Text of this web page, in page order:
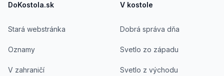
DoKostola.sk
Stará webstránka
Oznamy
V zahraničí
V kostole
Dobrá správa dňa
Svetlo zo západu
Svetlo z východu